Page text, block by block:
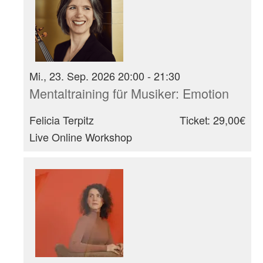
Mi., 23. Sep. 2026 20:00 - 21:30
Mentaltraining für Musiker: Emotion
Felicia Terpitz
Live Online Workshop
Ticket: 29,00€